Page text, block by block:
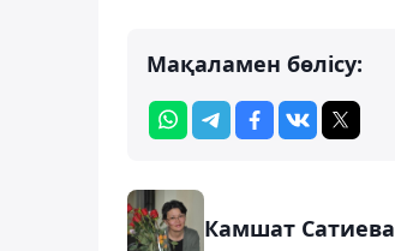
Мақаламен бөлісу:
Камшат Сатиева